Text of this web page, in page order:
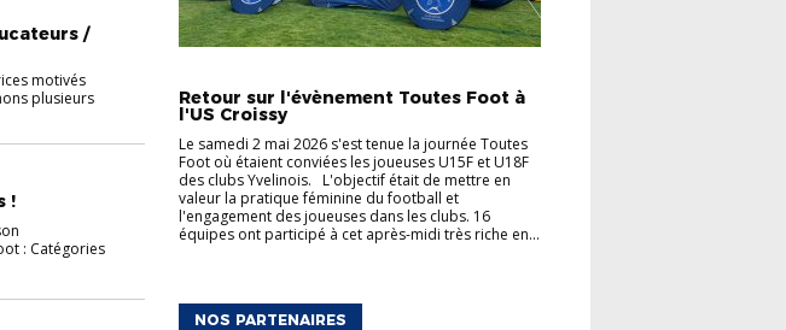
/
motivés
plusieurs
!
: Catégories
Retour sur l'évènement Toutes Foot à
l'US Croissy
Le samedi 2 mai 2026 s'est tenue la journée Toutes
Foot où étaient conviées les joueuses U15F et U18F
des clubs Yvelinois. L'objectif était de mettre en
valeur la pratique féminine du football et
l'engagement des joueuses dans les clubs. 16
équipes ont participé à cet après-midi très riche en...
NOS PARTENAIRES